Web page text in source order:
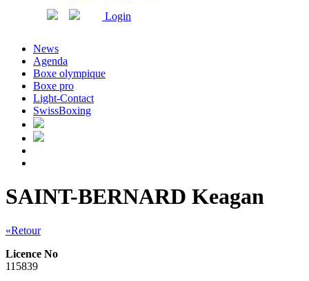
Login
News
Agenda
Boxe olympique
Boxe pro
Light-Contact
SwissBoxing
SAINT-BERNARD Keagan
«Retour
Licence No
115839